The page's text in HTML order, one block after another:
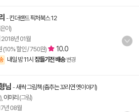
-킨더랜드 픽처북스 12
이)
2018년 01월
(10% 할인 / 750원) 10.0
내일 밤 11시 잠들기전 배송 변경
님 -새싹 그림책 (춤추는 꼬리연 옛이야기)
이미리 (그림)
년 08월